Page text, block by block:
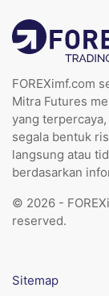
FOREXimf.com
Mitra Futures
yang
segala bentuk
langsung atau
berdasarkan
© 2026 -
reserved.
Sitemap